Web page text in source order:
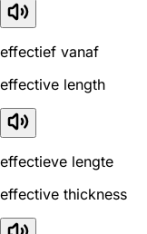
effectief vanaf
effective length
effectieve lengte
effective thickness